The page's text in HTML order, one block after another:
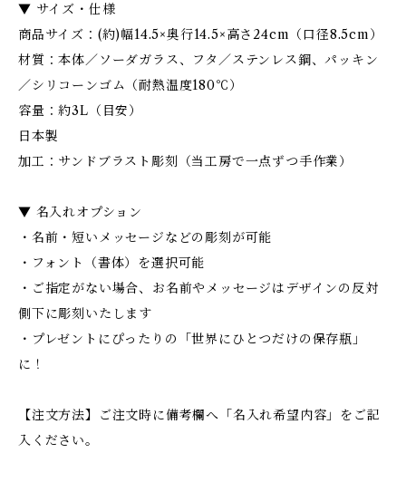
▼ サイズ・仕様
商品サイズ：(約)幅14.5×奥行14.5×高さ24cm（口径8.5cm）
材質：本体／ソーダガラス、フタ／ステンレス鋼、パッキン
／シリコーンゴム（耐熱温度180℃）
容量：約3L（目安）
日本製
加工：サンドブラスト彫刻（当工房で一点ずつ手作業）
▼ 名入れオプション
・名前・短いメッセージなどの彫刻が可能
・フォント（書体）を選択可能
・ご指定がない場合、お名前やメッセージはデザインの反対
側下に彫刻いたします
・プレゼントにぴったりの「世界にひとつだけの保存瓶」
に！
【注文方法】ご注文時に備考欄へ「名入れ希望内容」をご記
入ください。